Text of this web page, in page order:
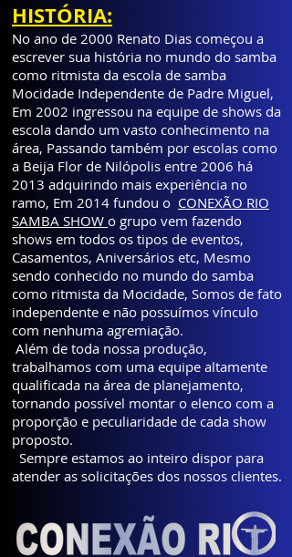
HISTÓRIA:
No ano de 2000 Renato Dias começou a
escrever sua história no mundo do samba
como ritmista da escola de samba
Mocidade Independente de Padre Miguel,
Em 2002 ingressou na equipe de shows da
escola dando um vasto conhecimento na
área, Passando também por escolas como
a Beija Flor de Nilópolis entre 2006 há
2013 adquirindo mais experiência no
ramo, Em 2014 fundou o CONEXÃO RIO
SAMBA SHOW o grupo vem fazendo
shows em todos os tipos de eventos,
Casamentos, Aniversários etc, Mesmo
sendo conhecido no mundo do samba
como ritmista da Mocidade, Somos de fato
independente e não possuímos vínculo
com nenhuma agremiação.
Além de toda nossa produção,
trabalhamos com uma equipe altamente
qualificada na área de planejamento,
tornando possível montar o elenco com a
proporção e peculiaridade de cada show
proposto.
Sempre estamos ao inteiro dispor para
atender as solicitações dos nossos clientes.